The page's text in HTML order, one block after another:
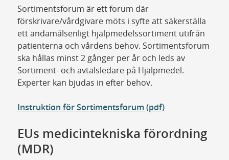
Sortimentsforum är ett forum där
förskrivare/vårdgivare möts i syfte att säkerställa
ett ändamålsenligt hjälpmedelssortiment utifrån
patienterna och vårdens behov. Sortimentsforum
ska hållas minst 2 gånger per år och leds av
Sortiment- och avtalsledare på Hjälpmedel.
Experter kan bjudas in efter behov.
Instruktion för Sortimentsforum (pdf)
EUs medicintekniska förordning
(MDR)